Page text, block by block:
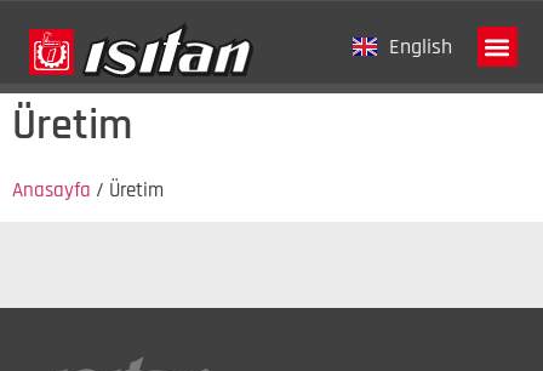
English
Üretim
Anasayfa / Üretim